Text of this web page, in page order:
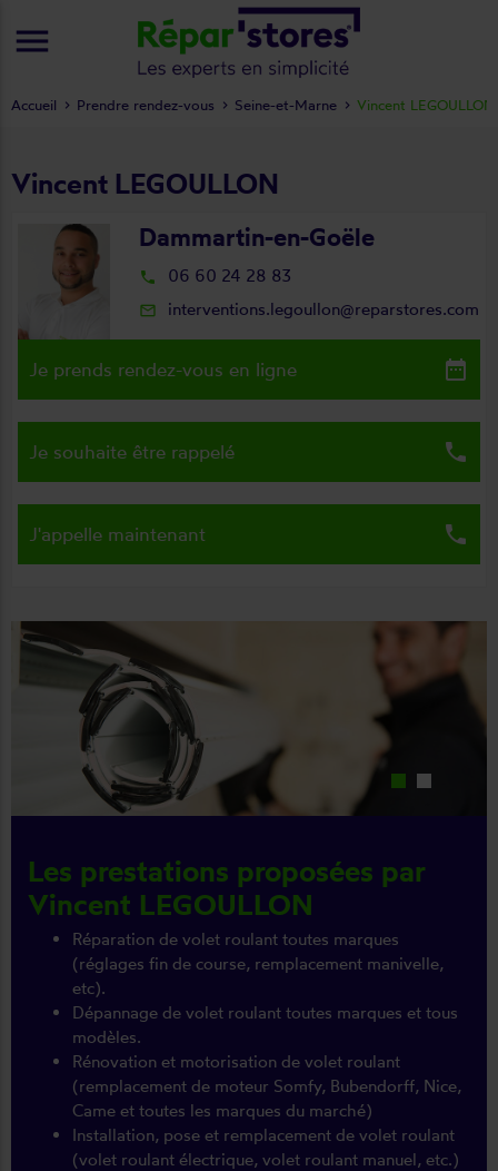
Accueil Prendre rendez-vous Seine-et-Marne Vincent LEGOULLON
Vincent LEGOULLON
Dammartin-en-Goële
local_phone 06 60 24 28 83
mail_outline interventions.legoullon@reparstores.com
Je prends rendez-vous en ligne date_range
Je souhaite être rappelé local_phone
J'appelle maintenant local_phone
Les prestations proposées par
Vincent LEGOULLON
Réparation de volet roulant toutes marques
(réglages fin de course, remplacement manivelle,
etc).
Dépannage de volet roulant toutes marques et tous
modèles.
Rénovation et motorisation de volet roulant
(remplacement de moteur Somfy, Bubendorff, Nice,
Came et toutes les marques du marché)
Installation, pose et remplacement de volet roulant
(volet roulant électrique, volet roulant manuel, etc.)
menu